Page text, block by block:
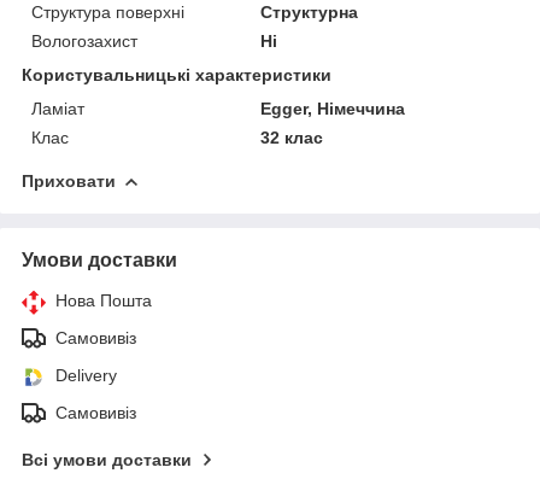
Структура поверхні
Структурна
Вологозахист
Ні
Користувальницькі характеристики
Ламіат
Egger, Німеччина
Клас
32 клас
Приховати
Умови доставки
Нова Пошта
Самовивіз
Delivery
Самовивіз
Всі умови доставки